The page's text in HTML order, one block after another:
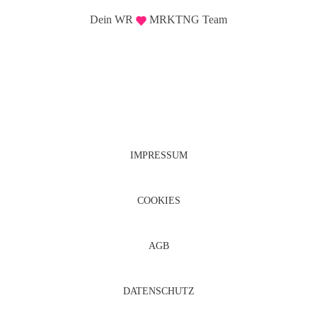
Dein WR MRKTNG Team
IMPRESSUM
COOKIES
AGB
DATENSCHUTZ